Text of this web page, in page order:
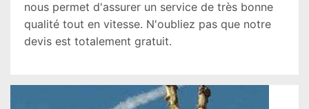
nous permet d'assurer un service de très bonne
qualité tout en vitesse. N'oubliez pas que notre
devis est totalement gratuit.